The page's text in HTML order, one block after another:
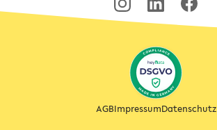
AGBImpressumDatenschutz